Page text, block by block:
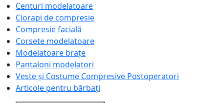
Centuri modelatoare
Ciorapi de compresie
Compresie facială
Corsete modelatoare
Modelatoare brațe
Pantaloni modelatori
Veste și Costume Compresive Postoperatori
Articole pentru bărbați